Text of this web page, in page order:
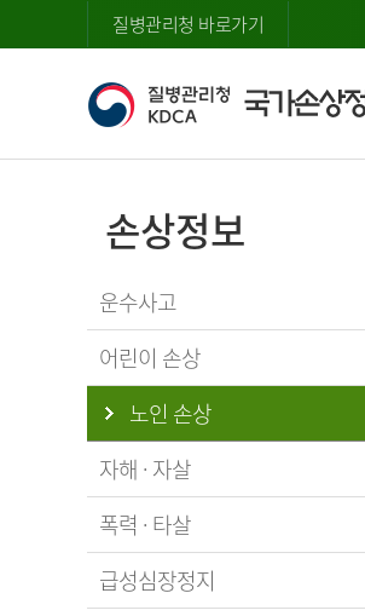
질병관리청 바로가기
손상정보
운수사고
어린이 손상
노인 손상
자해 · 자살
폭력 · 타살
급성심장정지